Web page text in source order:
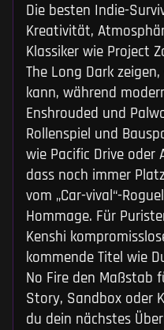
Die besten Indie-
Kreativität,
Klassiker wie Project
The Long Dark
kann, während
Enshrouded und
Rollenspiel und
wie Pacific Drive oder
dass noch immer
vom „Car-vival“-
Hommage. Für
Kenshi
kommende Titel wie
No Fire den Maßstab
Story, Sandbox oder
du dein nächstes